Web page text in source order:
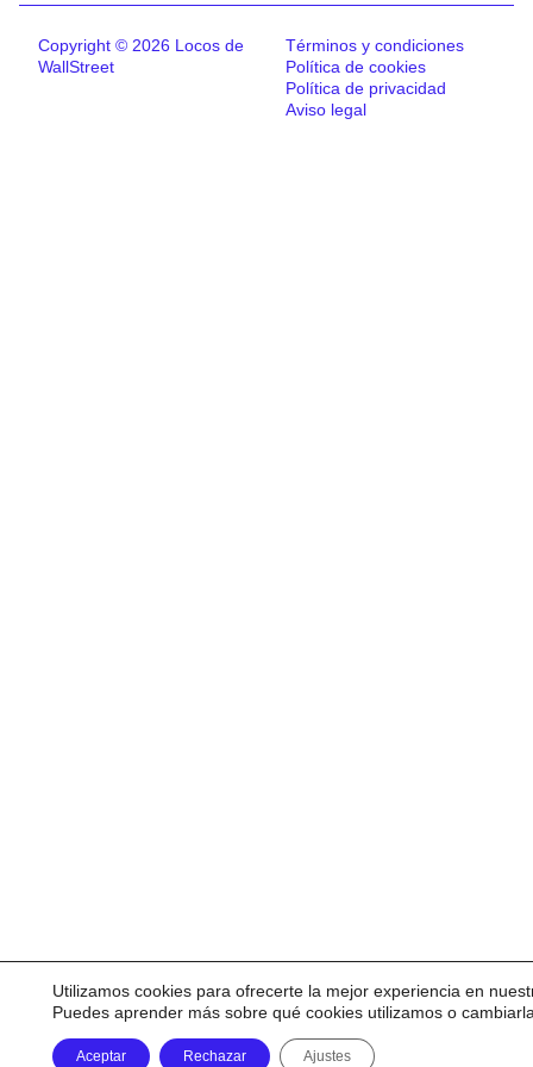
Copyright © 2026 Locos de
WallStreet
Términos y condiciones
Política de cookies
Política de privacidad
Aviso legal
Utilizamos cookies para ofrecerte la mejor experiencia en
Puedes aprender más sobre qué cookies utilizamos o
Aceptar Rechazar Ajustes